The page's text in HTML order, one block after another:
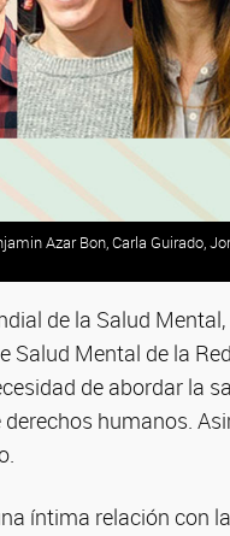
Azar Bon, Carla Guirado,
de la Salud
Salud Mental de la
de abordar la
humanos.
íntima relación con